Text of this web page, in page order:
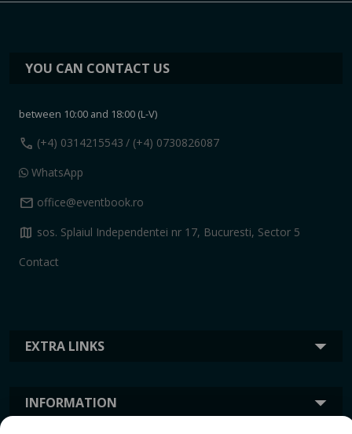
EXTRA LINKS
INFORMATION
YOU CAN CONTACT US
between 10:00 and 18:00 (L-V)
call (+4) 0314215543 / (+4) 0730826087
WhatsApp
mail office@eventbook.ro
map sos. Splaiul Independentei nr 17, Bucuresti, Sector 5
Contact